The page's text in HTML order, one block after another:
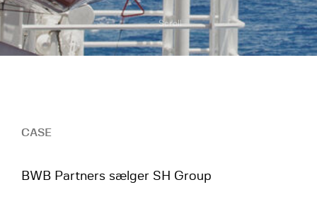
Scroll
CASE
BWB Partners sælger SH Group